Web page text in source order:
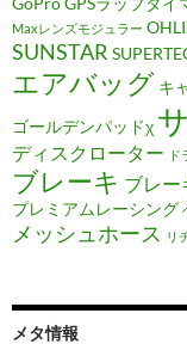
Maxレンズモジュラー
SUNSTAR
エアバッグ キ
ゴールデンパッドχ
ディスクローター ド
ブレーキ ブレー
プレミアムレーシング
メッシュホース リ
メタ情報